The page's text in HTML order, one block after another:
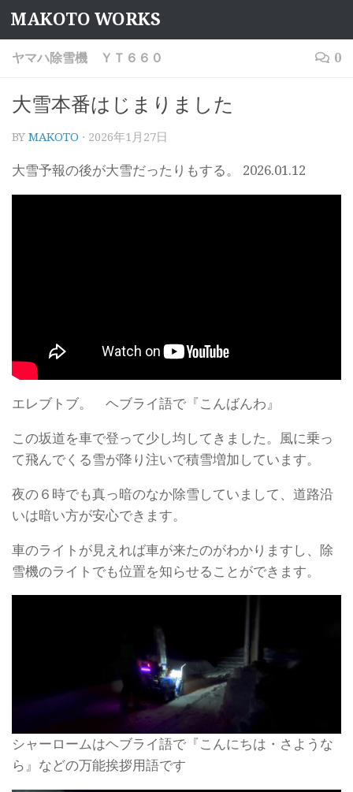
コンテンツへスキップ
MAKOTO WORKS
ヤマハ除雪機 ＹＴ６６０ 0
大雪本番はじまりました
BY MAKOTO · 2026年1月27日
大雪予報の後が大雪だったりもする。 2026.01.12
エレブトブ。 ヘブライ語で『こんばんわ』
この坂道を車で登って少し均してきました。風に乗っ
て飛んでくる雪が降り注いで積雪増加しています。
夜の６時でも真っ暗のなか除雪していまして、道路沿
いは暗い方が安心できます。
車のライトが見えれば車が来たのがわかりますし、除
雪機のライトでも位置を知らせることができます。
シャーロームはヘブライ語で『こんにちは・さような
ら』などの万能挨拶用語です